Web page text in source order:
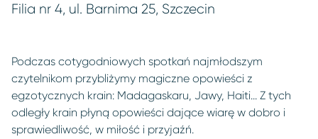
Filia nr 4, ul. Barnima 25, Szczecin
Podczas cotygodniowych spotkań najmłodszym
czytelnikom przybliżymy magiczne opowieści z
egzotycznych krain: Madagaskaru, Jawy, Haiti... Z tych
odległy krain płyną opowieści dające wiarę w dobro i
sprawiedliwość, w miłość i przyjaźń.